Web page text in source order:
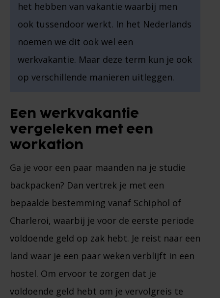
het hebben van vakantie waarbij men
ook tussendoor werkt. In het Nederlands
noemen we dit ook wel een
werkvakantie. Maar deze term kun je ook
op verschillende manieren uitleggen.
Een werkvakantie
vergeleken met een
workation
Ga je voor een paar maanden na je studie
backpacken? Dan vertrek je met een
bepaalde bestemming vanaf Schiphol of
Charleroi, waarbij je voor de eerste periode
voldoende geld op zak hebt. Je reist naar een
land waar je een paar weken verblijft in een
hostel. Om ervoor te zorgen dat je
voldoende geld hebt om je vervolgreis te